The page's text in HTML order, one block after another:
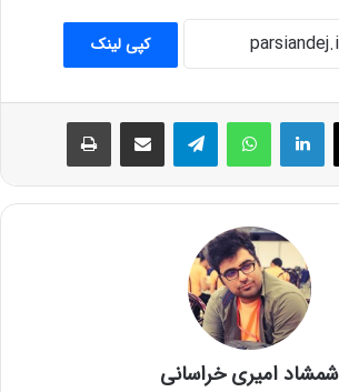
کپی لینک
X لینکدین واتس آپ تلگرام اشتراک گذاری از طریق ایمیل چاپ
شمشاد امیری خراسانی